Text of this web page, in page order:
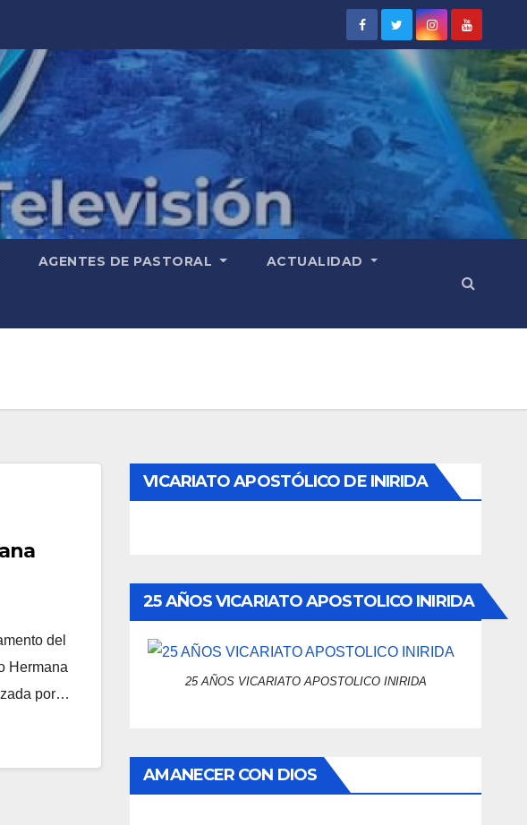
AGENTES DE PASTORAL ACTUALIDAD
del
Hermana
por…
VICARIATO APOSTÓLICO DE INIRIDA
25 AÑOS VICARIATO APOSTOLICO INIRIDA
25 AÑOS VICARIATO APOSTOLICO INIRIDA
AMANECER CON DIOS